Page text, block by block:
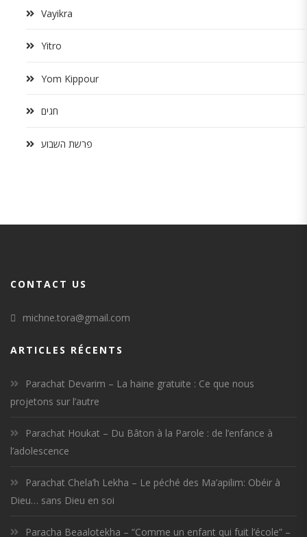
Vayikra
Yitro
Yom Kippour
חגים
פרשת השבוע
CONTACT US
michne.tora@gmail.com
ARTICLES RÉCENTS
Parachat Devarim – La haine gratuite : Ce que nous
projetons sur l’autre
Parachat Houkat – Du Bâton à la Parole : de l’enfance à
l’adolescence
Parachat Chela’h Lekha – Le péché des Ma’apilim: Obéir à
Dieu… sans Dieu en soi
Paracha Beaalotekha – “Comme un enfant qui fuit l’école” –